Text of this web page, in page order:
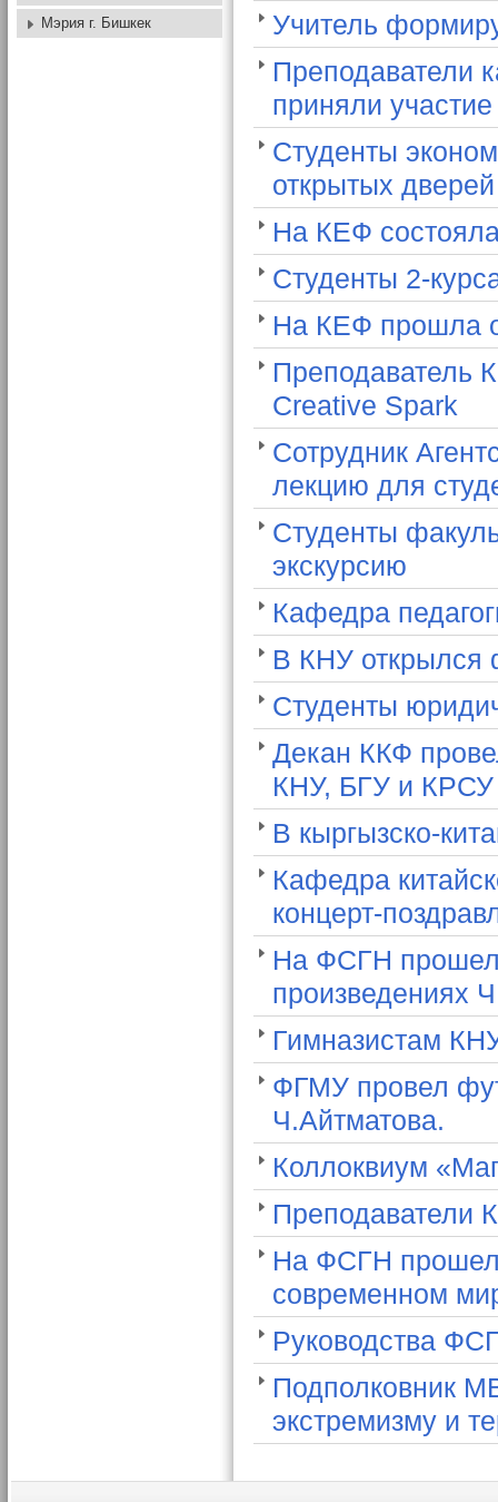
Учитель
Преподаватели
приняли
Студенты
открытых
На КЕФ
Студенты 2-
На КЕФ прошла
Преподаватель
Creative Spark
Сотрудник
лекцию для
Студенты
экскурсию
Кафедра
В КНУ открылся
Студенты
Декан ККФ
КНУ, БГУ и КРСУ
В кыргызско-
Кафедра
концерт-
На ФСГН прошел
произведениях
Гимназистам
ФГМУ провел
Ч.Айтматова.
Коллоквиум
Преподаватели
На ФСГН прошел
современном
Руководства
Подполковник
экстремизму и
Мэрия г. Бишкек